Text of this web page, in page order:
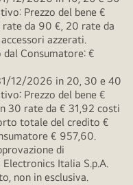
Prezzo del bene €
rate da 90 €, 20 rate da
azzerati.
Consumatore: €
12/2026 in 20, 30 e 40
Prezzo del bene €
30 rate da € 31,92 costi
totale del credito €
€ 957,60.
di
Electronics Italia S.p.A.
non in esclusiva.